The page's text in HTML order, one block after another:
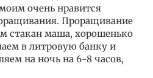
очень нравится
Проращивание
стакан маша, хорошенько
в литровую банку и
на ночь на 6-8 часов,